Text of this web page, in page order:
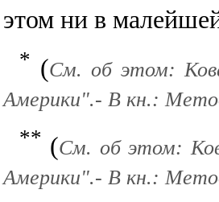
этом ни в
* (См. об этом:
Америки".- В кн.:
** (См. об этом:
Америки".- В кн.: